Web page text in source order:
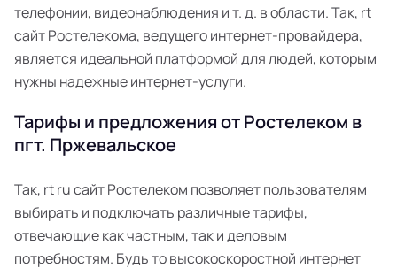
телефонии, видеонаблюдения и т. д. в области. Так, rt
сайт Ростелекома, ведущего интернет-провайдера,
является идеальной платформой для людей, которым
нужны надежные интернет-услуги.
Тарифы и предложения от Ростелеком в
пгт. Пржевальское
Так, rt ru сайт Ростелеком позволяет пользователям
выбирать и подключать различные тарифы,
отвечающие как частным, так и деловым
потребностям. Будь то высокоскоростной интернет